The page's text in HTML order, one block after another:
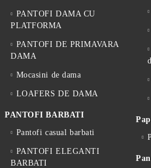
PANTOFI DAMA CU
PLATFORMA
PANTOFI DE PRIMAVARA
DAMA
Mocasini de dama
LOAFERS DE DAMA
PANTOFI BARBATI
Pantofi casual barbati
PANTOFI ELEGANTI
BARBATI